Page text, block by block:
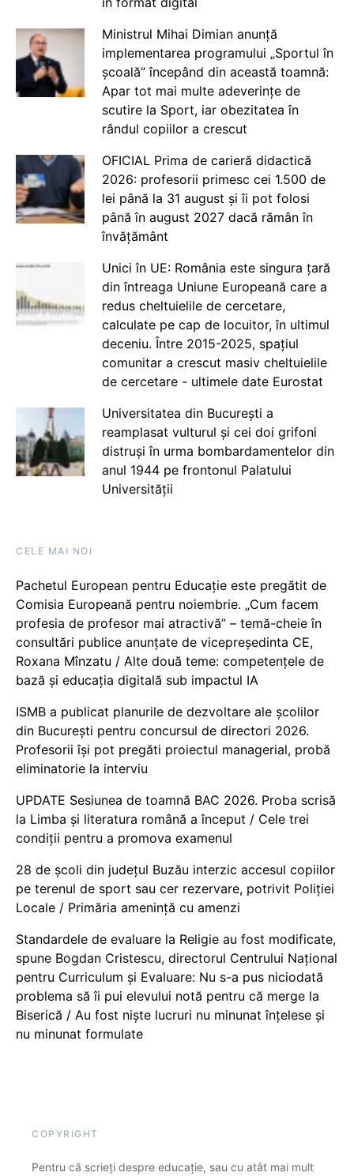
Ministrul Mihai Dimian anunță
implementarea programului „Sportul în
școală” începând din această toamnă:
Apar tot mai multe adeverințe de
scutire la Sport, iar obezitatea în
rândul copiilor a crescut
OFICIAL Prima de carieră didactică
2026: profesorii primesc cei 1.500 de
lei până la 31 august și îi pot folosi
până în august 2027 dacă rămân în
învățământ
Unici în UE: România este singura țară
din întreaga Uniune Europeană care a
redus cheltuielile de cercetare,
calculate pe cap de locuitor, în ultimul
deceniu. Între 2015-2025, spațiul
comunitar a crescut masiv cheltuielile
de cercetare - ultimele date Eurostat
Universitatea din București a
reamplasat vulturul și cei doi grifoni
distruși în urma bombardamentelor din
anul 1944 pe frontonul Palatului
Universității
CELE MAI NOI
Pachetul European pentru Educație este pregătit de
Comisia Europeană pentru noiembrie. „Cum facem
profesia de profesor mai atractivă” – temă-cheie în
consultări publice anunțate de vicepreședinta CE,
Roxana Mînzatu / Alte două teme: competențele de
bază și educația digitală sub impactul IA
ISMB a publicat planurile de dezvoltare ale școlilor
din București pentru concursul de directori 2026.
Profesorii își pot pregăti proiectul managerial, probă
eliminatorie la interviu
UPDATE Sesiunea de toamnă BAC 2026. Proba scrisă
la Limba și literatura română a început / Cele trei
condiții pentru a promova examenul
28 de școli din județul Buzău interzic accesul copiilor
pe terenul de sport sau cer rezervare, potrivit Poliției
Locale / Primăria amenință cu amenzi
Standardele de evaluare la Religie au fost modificate,
spune Bogdan Cristescu, directorul Centrului Național
pentru Curriculum și Evaluare: Nu s-a pus niciodată
problema să îi pui elevului notă pentru că merge la
Biserică / Au fost niște lucruri nu minunat înțelese și
nu minunat formulate
COPYRIGHT
Pentru că scrieți despre educație, sau cu atât mai mult